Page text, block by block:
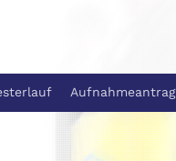
Aufnahmeantrag